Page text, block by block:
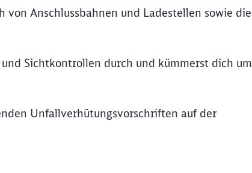
Anschlussbahnen und Ladestellen sowie die
Sichtkontrollen durch und kümmerst dich um
Unfallverhütungsvorschriften auf der